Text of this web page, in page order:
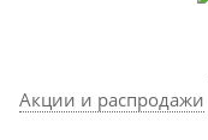
Акции и распродажи